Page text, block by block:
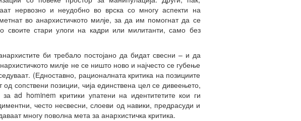
нервозно и неудобно во врска со многу аспекти на
во анархистичкото милје, за да им помогнат да се
своите стари улоги на кадри или милитанти, само без
би требало постојано да бидат свесни – и да
милје не се ништо ново и најчесто се губење
(Едноставно, рационалната критика на позициите
сопствени позиции, чија единствена цел се дивеењето,
ad hominem критики упатени на идентитетите кои ги
често несвесни, слоеви од навики, предрасуди и
многу поволна мета за анархистичка критика.